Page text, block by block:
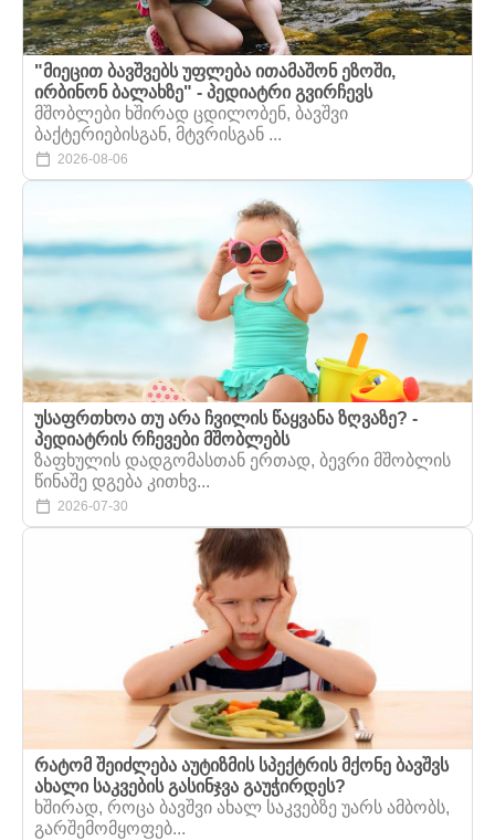
"მიეცით ბავშვებს უფლება ითამაშონ ეზოში,
ირბინონ ბალახზე" - პედიატრი გვირჩევს
მშობლები ხშირად ცდილობენ, ბავშვი
ბაქტერიებისგან, მტვრისგან ...
2026-08-06
უსაფრთხოა თუ არა ჩვილის წაყვანა ზღვაზე? -
პედიატრის რჩევები მშობლებს
ზაფხულის დადგომასთან ერთად, ბევრი მშობლის
წინაშე დგება კითხვ...
2026-07-30
რატომ შეიძლება აუტიზმის სპექტრის მქონე ბავშვს
ახალი საკვების გასინჯვა გაუჭირდეს?
ხშირად, როცა ბავშვი ახალ საკვებზე უარს ამბობს,
გარშემომყოფებ...